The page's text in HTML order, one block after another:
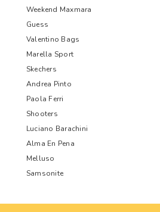
Weekend Maxmara
Guess
Valentino Bags
Marella Sport
Skechers
Andrea Pinto
Paola Ferri
Shooters
Luciano Barachini
Alma En Pena
Melluso
Samsonite